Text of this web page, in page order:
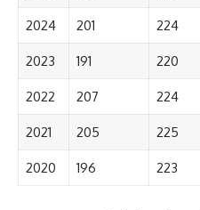
2024 201 224
2023 191 220
2022 207 224
2021 205 225
2020 196 223